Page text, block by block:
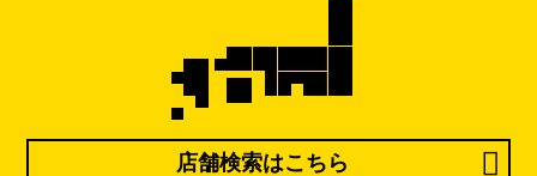
店舗検索はこちら